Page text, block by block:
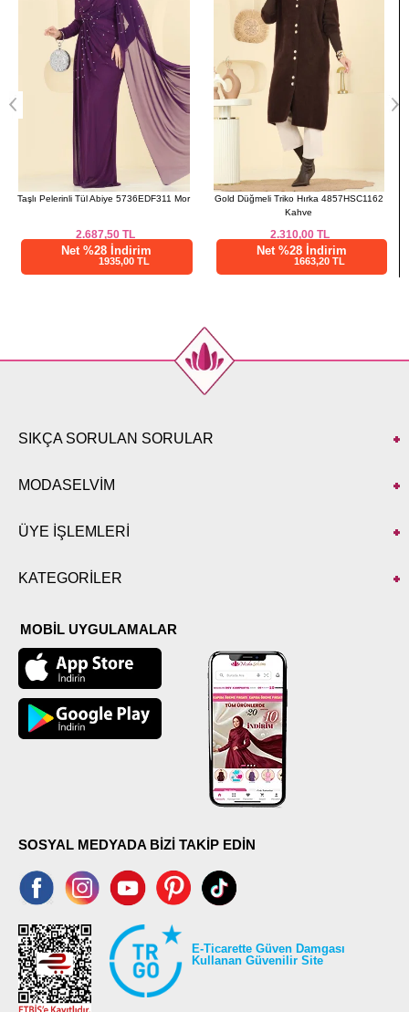
48
133
50
102
133
52
104 133
Gold Düğmeli Triko Hırka 4857HSC1162
2.310,00 TL
Net %28 İndirim
1663,20 TL
Yelekli Terikoton Elbise Takım 3059KTR750
Haki
962,50TL
Net %28 İndirim
693,01 TL
SIKÇA SORULAN SORULAR
MODASELVİM
ÜYE İŞLEMLERİ
KATEGORİLER
MOBİL UYGULAMALAR
SOSYAL MEDYADA BİZİ TAKİP EDİN
E-Ticarette Güven Damgası
Kullanan Güvenilir Site